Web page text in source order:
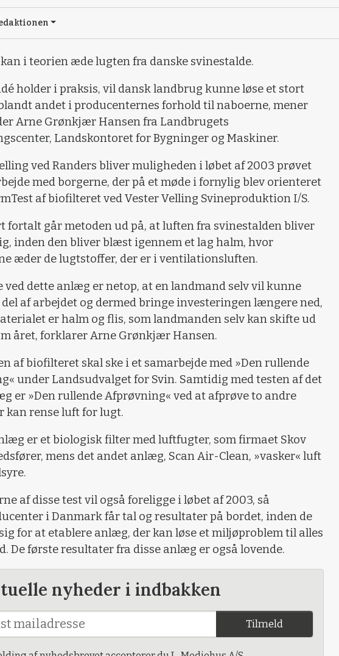
i teorien æde lugten fra danske svinestalde.
holder i praksis, vil dansk landbrug kunne løse et stort
andet i producenternes forhold til naboerne, mener
Arne Grønkjær Hansen fra Landbrugets
Landskontoret for Bygninger og Maskiner.
ved Randers bliver muligheden i løbet af 2003 prøvet
med borgerne, der på et møde i fornylig blev orienteret
af biofilteret ved Vester Velling Svineproduktion I/S.
fortalt går metoden ud på, at luften fra svinestalden bliver
inden den bliver blæst igennem et lag halm, hvor
æder de lugtstoffer, der er i ventilationsluften.
ved dette anlæg er netop, at en landmand selv vil kunne
af arbejdet og dermed bringe investeringen længere ned,
er halm og flis, som landmanden selv kan skifte ud
året, forklarer Arne Grønkjær Hansen.
af biofilteret skal ske i et samarbejde med »Den rullende
under Landsudvalget for Svin. Samtidig med testen af det
er »Den rullende Afprøvning« ved at afprøve to andre
kan rense luft for lugt.
er et biologisk filter med luftfugter, som firmaet Skov
mens det andet anlæg, Scan Air-Clean, »vasker« luft
af disse test vil også foreligge i løbet af 2003, så
i Danmark får tal og resultater på bordet, inden de
for at etablere anlæg, der kan løse et miljøproblem til alles
De første resultater fra disse anlæg er også lovende.
nyheder i indbakken
Tilmeld